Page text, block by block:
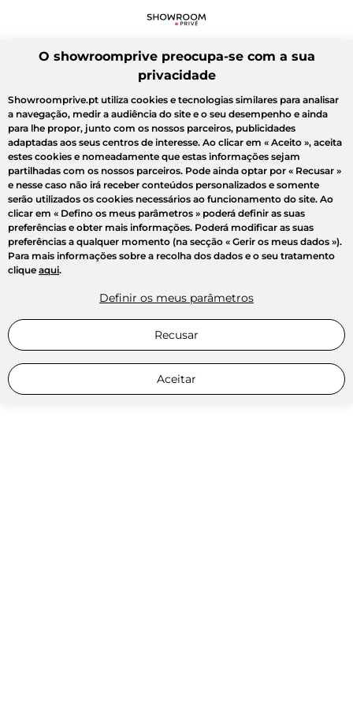
O showroomprive preocupa-se com a sua
privacidade
Showroomprive.pt utiliza cookies e tecnologias similares para analisar
a navegação, medir a audiência do site e o seu desempenho e ainda
para lhe propor, junto com os nossos parceiros, publicidades
adaptadas aos seus centros de interesse. Ao clicar em « Aceito », aceita
estes cookies e nomeadamente que estas informações sejam
partilhadas com os nossos parceiros. Pode ainda optar por « Recusar »
e nesse caso não irá receber conteúdos personalizados e somente
serão utilizados os cookies necessários ao funcionamento do site. Ao
clicar em « Defino os meus parâmetros » poderá definir as suas
preferências e obter mais informações. Poderá modificar as suas
preferências a qualquer momento (na secção « Gerir os meus dados »).
Para mais informações sobre a recolha dos dados e o seu tratamento
clique aqui.
Definir os meus parâmetros
Recusar
Aceitar